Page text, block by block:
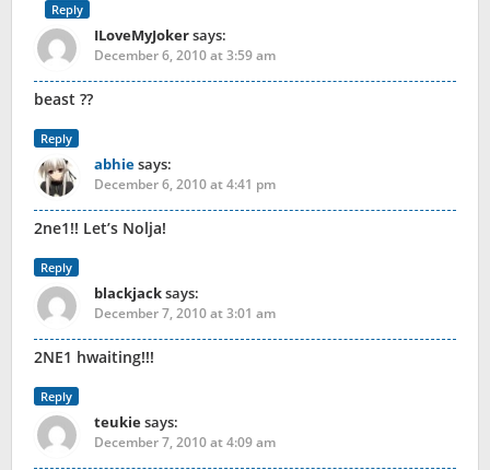
Reply
ILoveMyJokersays:
December 6, 2010 at 3:59 am
beast ??
Reply
abhiesays:
December 6, 2010 at 4:41 pm
2ne1!! Let’s Nolja!
Reply
blackjacksays:
December 7, 2010 at 3:01 am
2NE1 hwaiting!!!
Reply
teukiesays:
December 7, 2010 at 4:09 am